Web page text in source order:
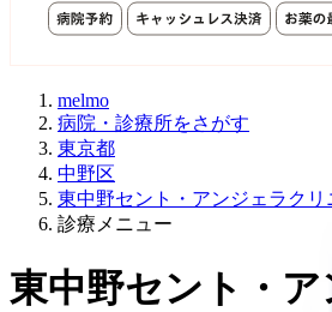
melmo
病院・診療所をさがす
東京都
中野区
東中野セント・アンジェラクリ
診療メニュー
東中野セント・